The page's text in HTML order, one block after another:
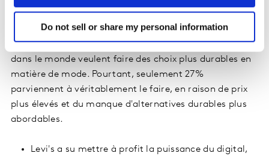
Do not sell or share my personal information
La durabilité reste une opportunité pour les
marques.
Les données Kantar montrent que 81% des personnes
dans le monde veulent faire des choix plus durables en
matière de mode. Pourtant, seulement 27%
parviennent à véritablement le faire, en raison de prix
plus élevés et du manque d'alternatives durables plus
abordables.
Levi's a su mettre à profit la puissance du digital,